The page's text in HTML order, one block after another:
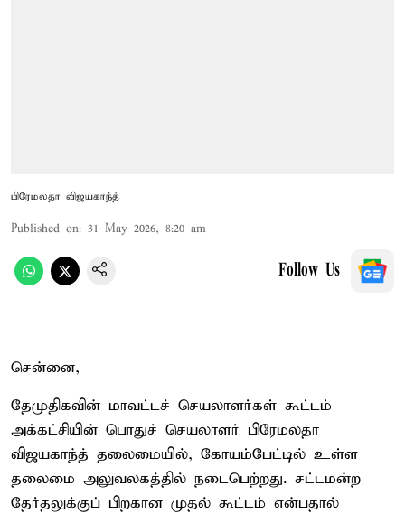
பிரேமலதா விஜயகாந்த்
Published on: 31 May 2026, 8:20 am
Follow Us
சென்னை,
தேமுதிகவின் மாவட்டச் செயலாளர்கள் கூட்டம்
அக்கட்சியின் பொதுச் செயலாளர் பிரேமலதா
விஜயகாந்த் தலைமையில், கோயம்பேட்டில் உள்ள
தலைமை அலுவலகத்தில் நடைபெற்றது. சட்டமன்ற
தேர்தலுக்குப் பிறகான முதல் கூட்டம் என்பதால்